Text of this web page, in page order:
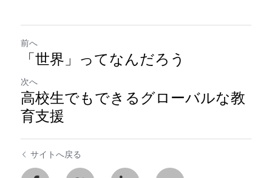
前へ
「世界」ってなんだろう
次へ
高校生でもできるグローバルな教
育支援
サイトへ戻る